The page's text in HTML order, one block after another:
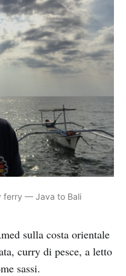
ferry — Java to Bali
sulla costa orientale
curry di pesce, a letto
sassi.